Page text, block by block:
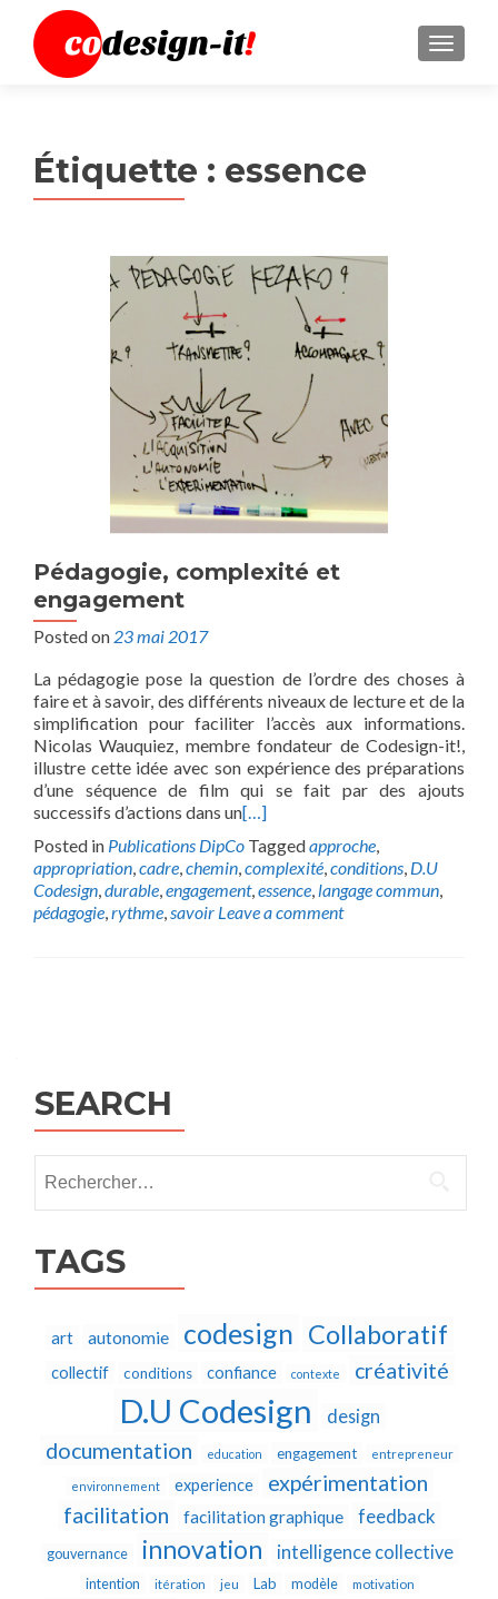
MENU
Étiquette : essence
Pédagogie, complexité et
engagement
Posted on 23 mai 2017
La pédagogie pose la question de l’ordre des choses à
faire et à savoir, des différents niveaux de lecture et de la
simplification pour faciliter l’accès aux informations.
Nicolas Wauquiez, membre fondateur de Codesign-it!,
illustre cette idée avec son expérience des préparations
d’une séquence de film qui se fait par des ajouts
successifs d’actions dans un[…]
Posted in Publications DipCo Taggedapproche,
appropriation,cadre,chemin,complexité,conditions, D.U
Codesign,durable,engagement,essence, langage commun,
pédagogie,rythme,savoir Leave a comment
SEARCH
TAGS
art autonomie codesign Collaboratif
collectif conditions confiance contexte créativité
D.U Codesign design
documentation education engagement entrepreneur
environnement experience
expérimentation
facilitation
facilitation graphique feedback
gouvernance innovation intelligence collective
intention itération jeu Lab modèle motivation